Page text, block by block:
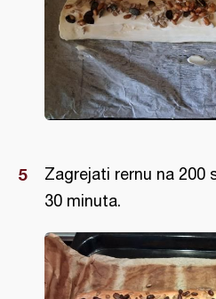
Zagrejati rernu na 200
30 minuta.